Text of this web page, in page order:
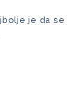
je da se